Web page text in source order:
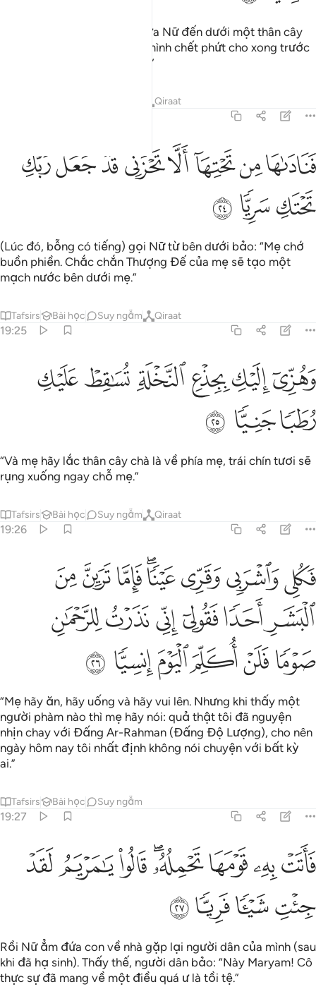
Rồi những cơn đau đẻ đã đưa Nữ đến dưới một thân cây
chà là. Nữ (rên rỉ:) “Phải chi mình chết phứt cho xong trước
việc này và bị quên bẵng đi!”
Qiraat
فناداها من تحتها الا تحزني قد جعل ربك تحتك سريا ٢٤
فَنَادَىٰهَا مِن تَحْتِهَآ أَلَّا تَحْزَنِى قَدْ جَعَلَ رَبُّكِ تَحْتَكِ سَرِيًّۭا ٢٤
ﳀﳁﳂﳃﳄﳅﳆﳇ
ﳈﳉ ﳊ
(Lúc đó, bỗng có tiếng) gọi Nữ từ bên dưới bảo: “Mẹ chớ
buồn phiền. Chắc chắn Thượng Đế của mẹ sẽ tạo một
mạch nước bên dưới mẹ.”
Tafsirs Bài học Suy ngẫm Qiraat
19:25
وهزي اليك بجذع النخلة تساقط عليك رطبا جنيا ٢٥
وَهُزِّىٓ إِلَيْكِ بِجِذْعِ ٱلنَّخْلَةِ تُسَـٰقِطْ عَلَيْكِ رُطَبًۭا جَنِيًّۭا ٢٥
ﳋﳌﳍﳎﳏﳐ
ﳑﳒ ﳓ
“Và mẹ hãy lắc thân cây chà là về phía mẹ, trái chín tươi sẽ
rụng xuống ngay chỗ mẹ.”
Tafsirs Bài học Suy ngẫm Qiraat
19:26
فكلي واشربي وقري عينا فاما ترين من البشر احدا فقولي اني نذرت
فَكُلِى وَٱشْرَبِى وَقَرِّى عَيْنًۭا ۖ فَإِمَّا تَرَيِنَّ مِنَ ٱلْبَشَرِ أَحَدًۭا فَقُولِىٓ
ﱁﱂﱃﱄﱅﱆﱇﱈ
ﱉﱊﱋﱌﱍﱎ
ﱏﱐﱑﱒﱓ ﱔ
“Mẹ hãy ăn, hãy uống và hãy vui lên. Nhưng khi thấy một
người phàm nào thì mẹ hãy nói: quả thật tôi đã nguyện
nhịn chay với Đấng Ar-Rahman (Đấng Độ Lượng), cho nên
ngày hôm nay tôi nhất định không nói chuyện với bất kỳ
ai.”
Tafsirs Bài học Suy ngẫm
19:27
فاتت به قومها تحمله قالوا يا مريم لقد جيت شييا فريا ٢٧
فَأَتَتْ بِهِۦ قَوْمَهَا تَحْمِلُهُۥ ۖ قَالُوا۟ يَـٰمَرْيَمُ لَقَدْ جِئْتِ شَيْـًۭٔا فَرِيًّۭا
ﱕﱖﱗﱘﱙﱚﱛﱜ
ﱝﱞﱟﱠ
Rồi Nữ ẳm đứa con về nhà gặp lại người dân của mình (sau
khi đã hạ sinh). Thấy thế, người dân bảo: “Này Maryam! Cô
thực sự đã mang về một điều quá ư là tồi tệ.”